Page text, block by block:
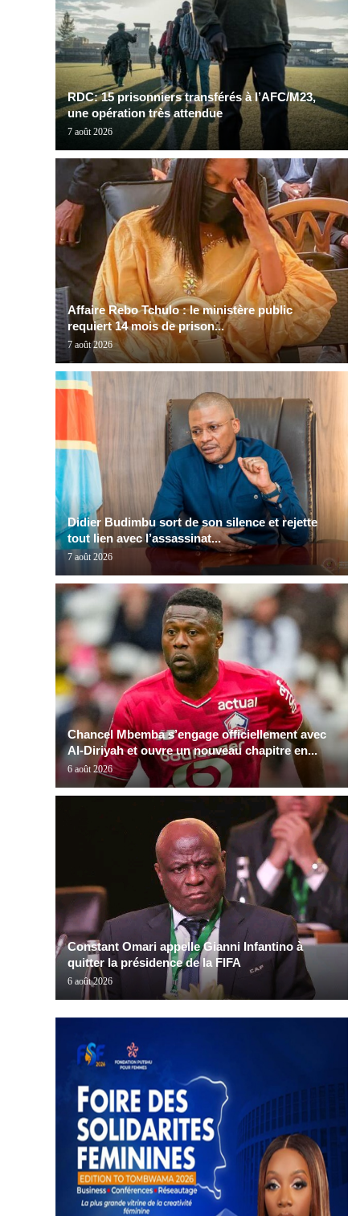
RDC: 15 prisonniers transférés à l’AFC/M23,
une opération très attendue
7 août 2026
Affaire Rebo Tchulo : le ministère public
requiert 14 mois de prison...
7 août 2026
Didier Budimbu sort de son silence et rejette
tout lien avec l’assassinat...
7 août 2026
Chancel Mbemba s’engage officiellement avec
Al-Diriyah et ouvre un nouveau chapitre en...
6 août 2026
Constant Omari appelle Gianni Infantino à
quitter la présidence de la FIFA
6 août 2026